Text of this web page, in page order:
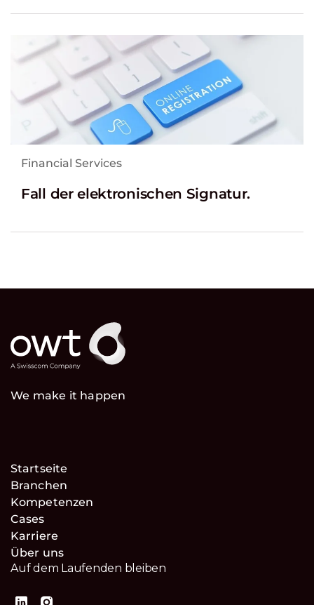
Financial Services
Fall der elektronischen Signatur.
We make it happen
Startseite
Branchen
Kompetenzen
Cases
Karriere
Über uns
Auf dem Laufenden bleiben